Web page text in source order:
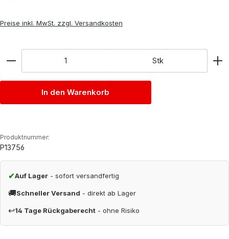
Preise inkl. MwSt. zzgl. Versandkosten
Stk
In den Warenkorb
Produktnummer:
P13756
✔Auf Lager - sofort versandfertig
🚚Schneller Versand - direkt ab Lager
↩14 Tage Rückgaberecht - ohne Risiko